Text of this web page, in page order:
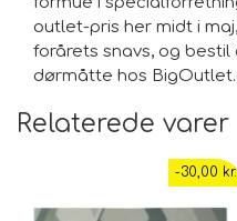
outlet-pris her midt i
forårets snavs, og
dørmåtte hos
Relaterede varer
-30,00 kr.